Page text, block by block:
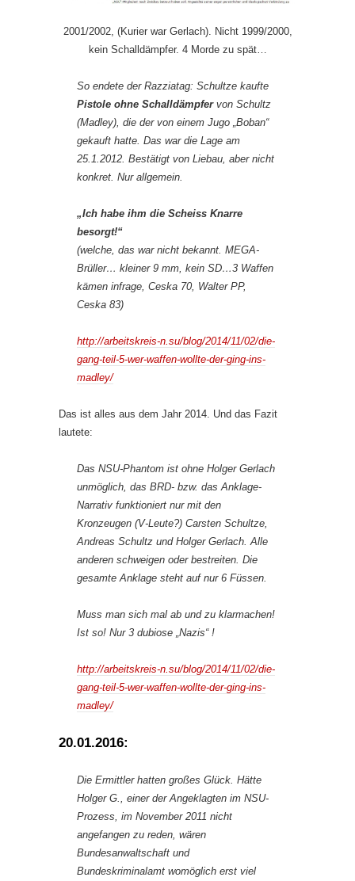
2001/2002, (Kurier war Gerlach). Nicht 1999/2000,
kein Schalldämpfer. 4 Morde zu spät…
So endete der Razziatag: Schultze kaufte
Pistole ohne Schalldämpfervon Schultz
(Madley), die der von einem Jugo „Boban“
gekauft hatte. Das war die Lage am
25.1.2012. Bestätigt von Liebau, aber nicht
konkret. Nur allgemein.
„Ich habe ihm die Scheiss Knarre
besorgt!“
(welche, das war nicht bekannt. MEGA-
Brüller… kleiner 9 mm, kein SD…3 Waffen
kämen infrage, Ceska 70, Walter PP,
Ceska 83)
http://arbeitskreis-n.su/blog/2014/11/02/die-
gang-teil-5-wer-waffen-wollte-der-ging-ins-
madley/
Das ist alles aus dem Jahr 2014. Und das Fazit
lautete:
Das NSU-Phantom ist ohne Holger Gerlach
unmöglich, das BRD- bzw. das Anklage-
Narrativ funktioniert nur mit den
Kronzeugen (V-Leute?) Carsten Schultze,
Andreas Schultz und Holger Gerlach. Alle
anderen schweigen oder bestreiten. Die
gesamte Anklage steht auf nur 6 Füssen.
Muss man sich mal ab und zu klarmachen!
Ist so! Nur 3 dubiose „Nazis“ !
http://arbeitskreis-n.su/blog/2014/11/02/die-
gang-teil-5-wer-waffen-wollte-der-ging-ins-
madley/
20.01.2016:
Die Ermittler hatten großes Glück. Hätte
Holger G., einer der Angeklagten im NSU-
Prozess, im November 2011 nicht
angefangen zu reden, wären
Bundesanwaltschaft und
Bundeskriminalamt womöglich erst viel